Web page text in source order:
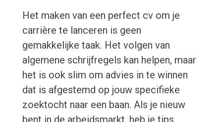
Het maken van een perfect cv om je
carrière te lanceren is geen
gemakkelijke taak. Het volgen van
algemene schrijfregels kan helpen, maar
het is ook slim om advies in te winnen
dat is afgestemd op jouw specifieke
zoektocht naar een baan. Als je nieuw
bent in de arbeidsmarkt, heb je tips